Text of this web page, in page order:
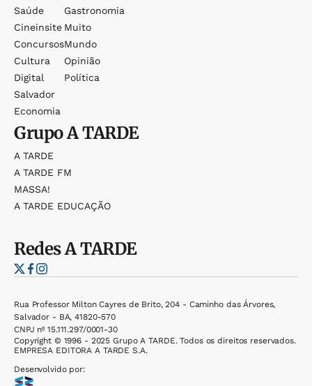
Saúde
Cineinsite
Concursos
Cultura
Digital
Salvador
Economia
Gastronomia
Muito
Mundo
Opinião
Política
GrupoA TARDE
A TARDE
A TARDE FM
MASSA!
A TARDE EDUCAÇÃO
RedesA TARDE
Rua Professor Milton Cayres de Brito, 204 - Caminho das Árvores,
Salvador - BA, 41820-570
CNPJ nº 15.111.297/0001-30
Copyright © 1996 - 2025 Grupo A TARDE. Todos os direitos reservados.
EMPRESA EDITORA A TARDE S.A.
Desenvolvido por: